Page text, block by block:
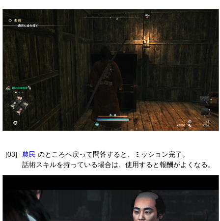
[03] 農民 のところへ戻って問答すると、ミッション完了。
話術スキルを持っている場合は、使用すると報酬がよくなる。